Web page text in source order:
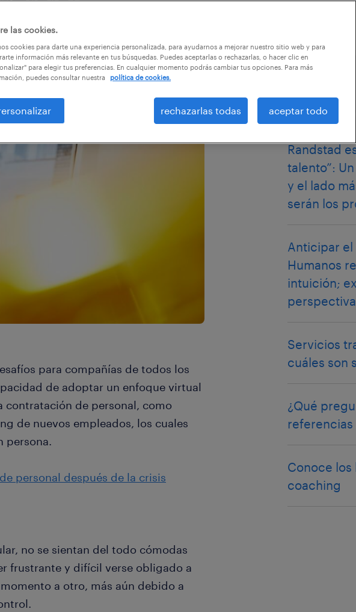
para compañías de todos los
de adoptar un enfoque virtual
contratación de personal, como
de nuevos empleados, los cuales
persona.
personal después de la crisis
no se sientan del todo cómodas
frustrante y difícil verse obligado a
a otro, más aún debido a
artículos
Randstad
talento”:
y el lado
serán los
Anticipar el
Humanos
intuición;
Servicios
cuáles son
¿Qué
referencias
Conoce
coaching
las cookies.
cookies para darte una experiencia personalizada, para ayudarnos a mejorar nuestro sitio web y para
información más relevante en tus búsquedas. Puedes aceptarlas o rechazarlas, o hacer clic en
para elegir tus preferencias. En cualquier momento podrás cambiar tus opciones. Para más
puedes consultar nuestra
política de cookies.
rechazarlas todas aceptar todo